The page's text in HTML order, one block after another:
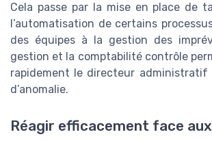
Cela passe par la mise en place de
l’automatisation de certains
des équipes à la gestion des
gestion et la comptabilité contrôle
rapidement le directeur administratif
d’anomalie.
Réagir efficacement face